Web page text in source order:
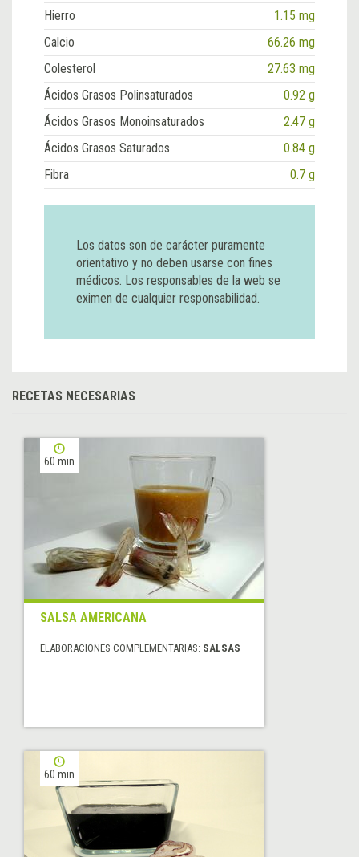
Hierro
1.15 mg
Calcio
66.26 mg
Colesterol
27.63 mg
Ácidos Grasos Polinsaturados
0.92 g
Ácidos Grasos Monoinsaturados
2.47 g
Ácidos Grasos Saturados
0.84 g
Fibra
0.7 g
Los datos son de carácter puramente
orientativo y no deben usarse con fines
médicos. Los responsables de la web se
eximen de cualquier responsabilidad.
RECETAS NECESARIAS
60 min
SALSA AMERICANA
ELABORACIONES COMPLEMENTARIAS: SALSAS
60 min